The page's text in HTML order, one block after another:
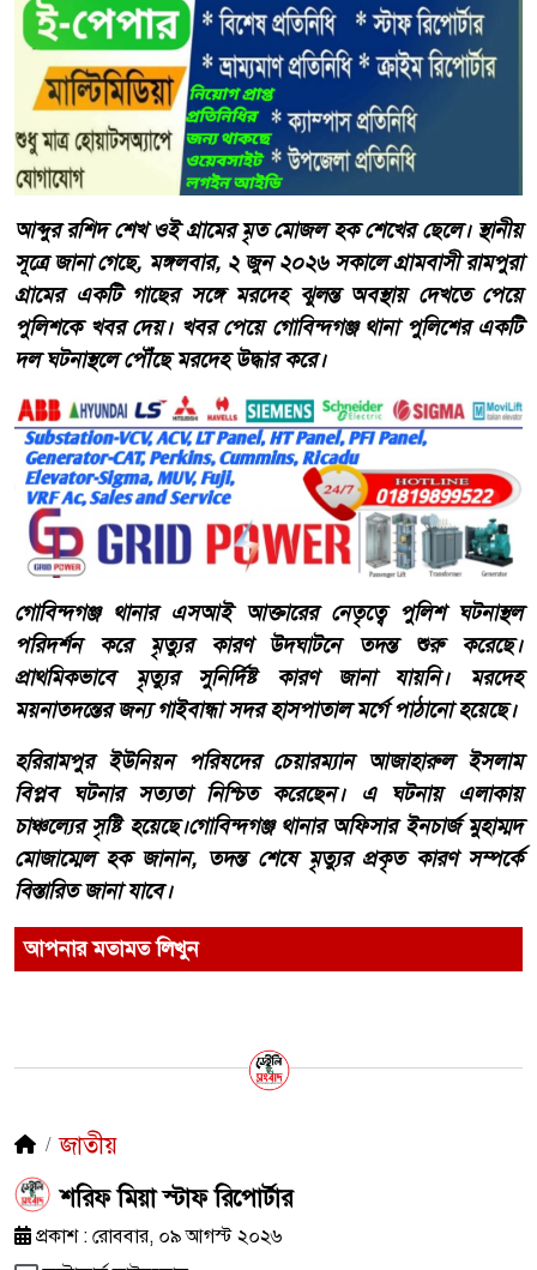
আব্দুর রশিদ শেখ ওই গ্রামের মৃত মোজল হক শেখের ছেলে। স্থানীয়
সূত্রে জানা গেছে, মঙ্গলবার, ২ জুন ২০২৬ সকালে গ্রামবাসী রামপুরা
গ্রামের একটি গাছের সঙ্গে মরদেহ ঝুলন্ত অবস্থায় দেখতে পেয়ে
পুলিশকে খবর দেয়। খবর পেয়ে গোবিন্দগঞ্জ থানা পুলিশের একটি
দল ঘটনাস্থলে পৌঁছে মরদেহ উদ্ধার করে।
গোবিন্দগঞ্জ থানার এসআই আক্তারের নেতৃত্বে পুলিশ ঘটনাস্থল
পরিদর্শন করে মৃত্যুর কারণ উদ্ঘাটনে তদন্ত শুরু করেছে।
প্রাথমিকভাবে মৃত্যুর সুনির্দিষ্ট কারণ জানা যায়নি। মরদেহ
ময়নাতদন্তের জন্য গাইবান্ধা সদর হাসপাতাল মর্গে পাঠানো হয়েছে।
হরিরামপুর ইউনিয়ন পরিষদের চেয়ারম্যান আজাহারুল ইসলাম
বিপ্লব ঘটনার সত্যতা নিশ্চিত করেছেন। এ ঘটনায় এলাকায়
চাঞ্চল্যের সৃষ্টি হয়েছে।গোবিন্দগঞ্জ থানার অফিসার ইনচার্জ মুহাম্মদ
মোজাম্মেল হক জানান, তদন্ত শেষে মৃত্যুর প্রকৃত কারণ সম্পর্কে
বিস্তারিত জানা যাবে।
আপনার মতামত লিখুন
জাতীয়
শরিফ মিয়া স্টাফ রিপোর্টার
প্রকাশ : রোববার, ০৯ আগস্ট ২০২৬